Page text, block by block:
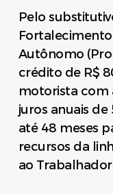
Pelo
Autônomo
crédito de R$
motorista com
juros anuais de
até 48 meses
recursos da
ao Trabalhador